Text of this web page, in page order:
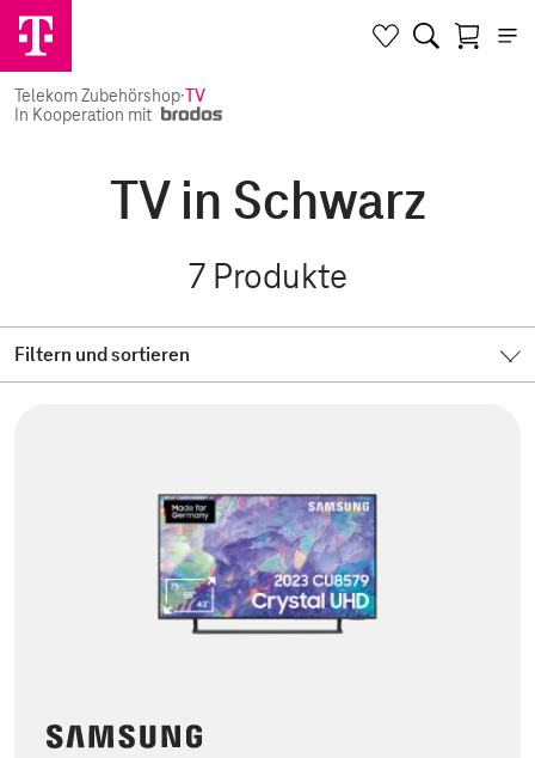
Telekom Zubehörshop·TV
In Kooperation mit
TV in Schwarz
7 Produkte
Filtern und sortieren